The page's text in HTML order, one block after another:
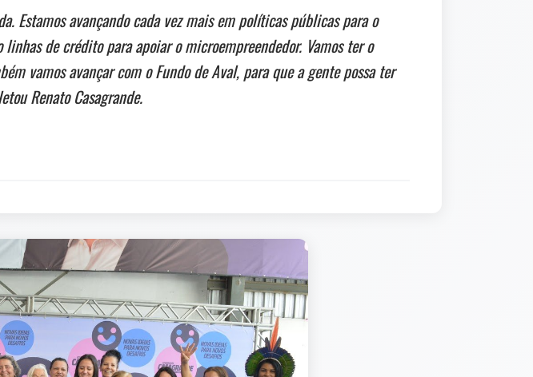
Estamos avançando cada vez mais em políticas públicas para o
de crédito para apoiar o microempreendedor. Vamos ter o
vamos avançar com o Fundo de Aval, para que a gente possa ter
Renato Casagrande.